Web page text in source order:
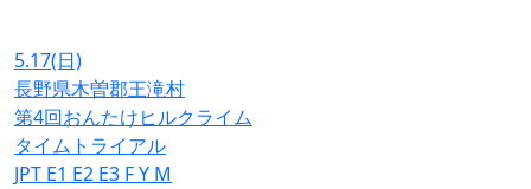
5.17(日)
長野県木曽郡王滝村
第4回おんたけヒルクライム
タイムトライアル
JPT E1 E2 E3 FY M